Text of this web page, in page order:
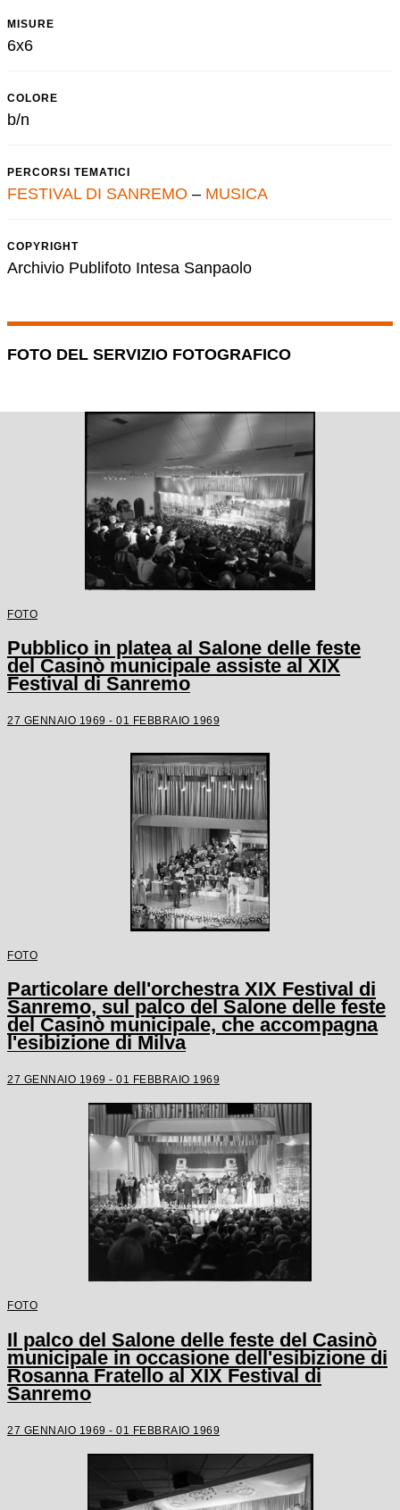
MISURE
6x6
COLORE
b/n
PERCORSI TEMATICI
FESTIVAL DI SANREMO – MUSICA
COPYRIGHT
Archivio Publifoto Intesa Sanpaolo
FOTO DEL SERVIZIO FOTOGRAFICO
FOTO
Pubblico in platea al Salone delle feste
del Casinò municipale assiste al XIX
Festival di Sanremo
27 GENNAIO 1969 - 01 FEBBRAIO 1969
FOTO
Particolare dell'orchestra XIX Festival di
Sanremo, sul palco del Salone delle feste
del Casinò municipale, che accompagna
l'esibizione di Milva
27 GENNAIO 1969 - 01 FEBBRAIO 1969
FOTO
Il palco del Salone delle feste del Casinò
municipale in occasione dell'esibizione di
Rosanna Fratello al XIX Festival di
Sanremo
27 GENNAIO 1969 - 01 FEBBRAIO 1969